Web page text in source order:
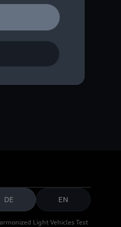
DE EN
Light Vehicles Test